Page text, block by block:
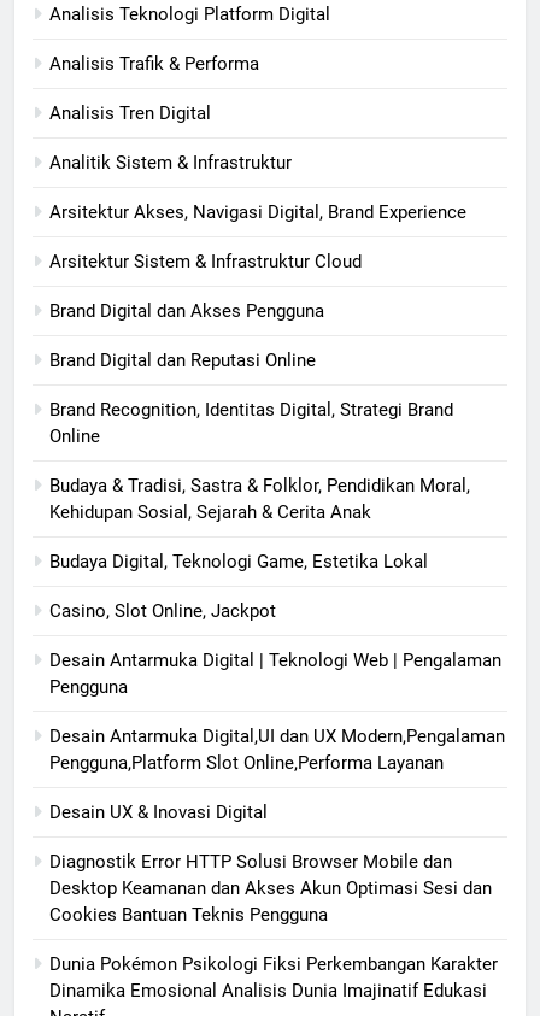
Analisis Teknologi Platform Digital
Analisis Trafik & Performa
Analisis Tren Digital
Analitik Sistem & Infrastruktur
Arsitektur Akses, Navigasi Digital, Brand Experience
Arsitektur Sistem & Infrastruktur Cloud
Brand Digital dan Akses Pengguna
Brand Digital dan Reputasi Online
Brand Recognition, Identitas Digital, Strategi Brand
Online
Budaya & Tradisi, Sastra & Folklor, Pendidikan Moral,
Kehidupan Sosial, Sejarah & Cerita Anak
Budaya Digital, Teknologi Game, Estetika Lokal
Casino, Slot Online, Jackpot
Desain Antarmuka Digital | Teknologi Web | Pengalaman
Pengguna
Desain Antarmuka Digital,UI dan UX Modern,Pengalaman
Pengguna,Platform Slot Online,Performa Layanan
Desain UX & Inovasi Digital
Diagnostik Error HTTP Solusi Browser Mobile dan
Desktop Keamanan dan Akses Akun Optimasi Sesi dan
Cookies Bantuan Teknis Pengguna
Dunia Pokémon Psikologi Fiksi Perkembangan Karakter
Dinamika Emosional Analisis Dunia Imajinatif Edukasi